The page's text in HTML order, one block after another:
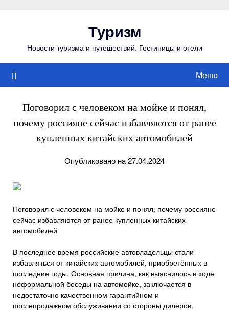
Туризм
Новости туризма и путешествий. Гостиницы и отели
Меню
Поговорил с человеком на мойке и понял,
почему россияне сейчас избавляются от ранее
купленных китайских автомобилей
Опубликовано на 27.04.2024
Поговорил с человеком на мойке и понял, почему россияне
сейчас избавляются от ранее купленных китайских
автомобилей
В последнее время российские автовладельцы стали
избавляться от китайских автомобилей, приобретённых в
последние годы. Основная причина, как выяснилось в ходе
неформальной беседы на автомойке, заключается в
недостаточно качественном гарантийном и
послепродажном обслуживании со стороны дилеров.